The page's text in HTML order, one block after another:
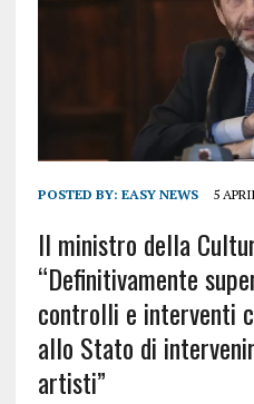
POSTED BY: EASY NEWS 5
Il ministro della
“Definitivamente
controlli e interventi
allo Stato di
artisti”